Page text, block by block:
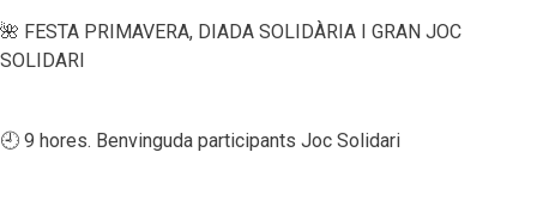
🌺 FESTA PRIMAVERA, DIADA SOLIDÀRIA I GRAN JOC
SOLIDARI
🕘 9 hores. Benvinguda participants Joc Solidari